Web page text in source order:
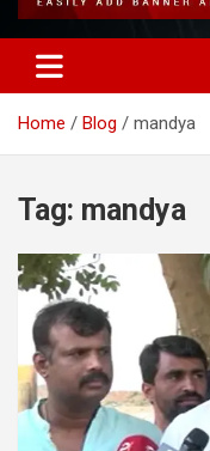
Home Blog mandya
Tag: mandya